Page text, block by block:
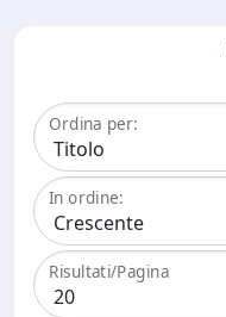
Ordina per:
In ordine:
Risultati/Pagina